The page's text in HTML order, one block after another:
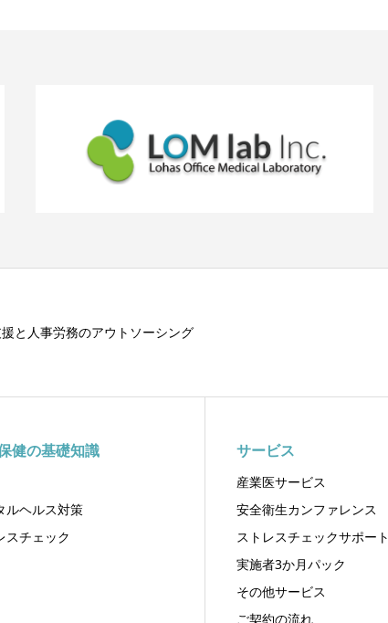
と人事労務のアウトソーシング
健の基礎知識
ルヘルス対策
スチェック
サービス
産業医サービス
安全衛生カンファレンス
ストレスチェックサポート
実施者3か月パック
その他サービス
ご契約の流れ